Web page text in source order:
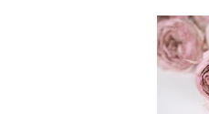
zzgl.
excl.)